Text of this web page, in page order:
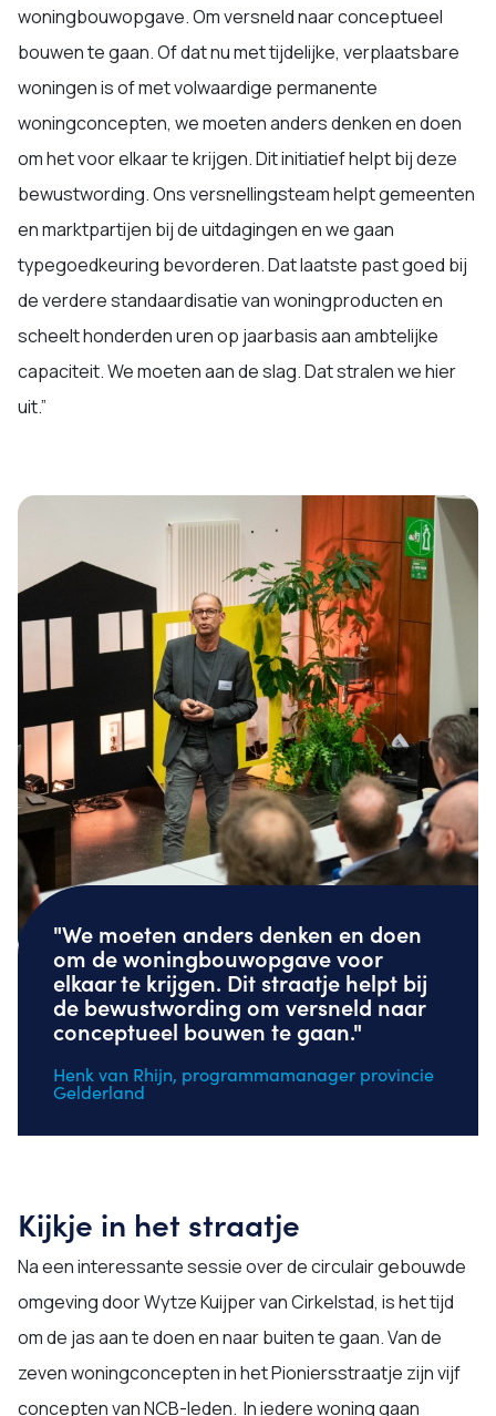
woningbouwopgave. Om versneld naar conceptueel
bouwen te gaan. Of dat nu met tijdelijke, verplaatsbare
woningen is of met volwaardige permanente
woningconcepten, we moeten anders denken en doen
om het voor elkaar te krijgen. Dit initiatief helpt bij deze
bewustwording. Ons versnellingsteam helpt gemeenten
en marktpartijen bij de uitdagingen en we gaan
typegoedkeuring bevorderen. Dat laatste past goed bij
de verdere standaardisatie van woningproducten en
scheelt honderden uren op jaarbasis aan ambtelijke
capaciteit. We moeten aan de slag. Dat stralen we hier
uit.”
"We moeten anders denken en doen
om de woningbouwopgave voor
elkaar te krijgen. Dit straatje helpt bij
de bewustwording om versneld naar
conceptueel bouwen te gaan."
Henk van Rhijn, programmamanager provincie
Gelderland
Kijkje in het straatje
Na een interessante sessie over de circulair gebouwde
omgeving door Wytze Kuijper van Cirkelstad, is het tijd
om de jas aan te doen en naar buiten te gaan. Van de
zeven woningconcepten in het Pioniersstraatje zijn vijf
concepten van NCB-leden. In iedere woning gaan